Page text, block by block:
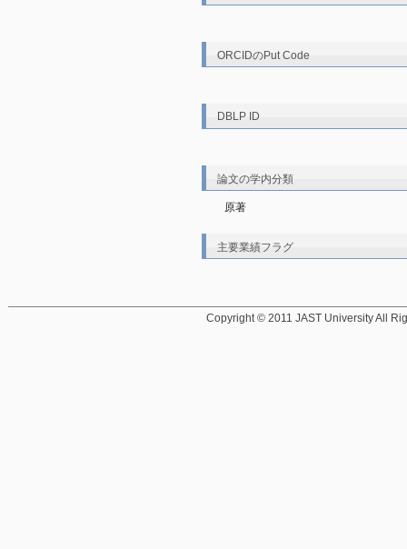
ORCIDのPut Code
DBLP ID
論文の学内分類
原著
主要業績フラグ